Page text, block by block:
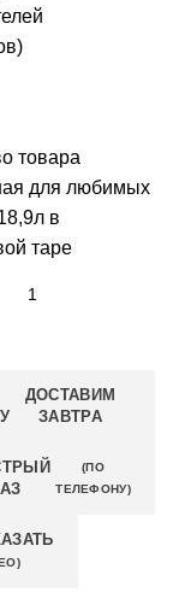
товара
для любимых
в
таре
ДОСТАВИМ
ЗАВТРА
(ПО
ТЕЛЕФОНУ)